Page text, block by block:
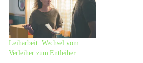
Leiharbeit: Wechsel vom
Verleiher zum Entleiher